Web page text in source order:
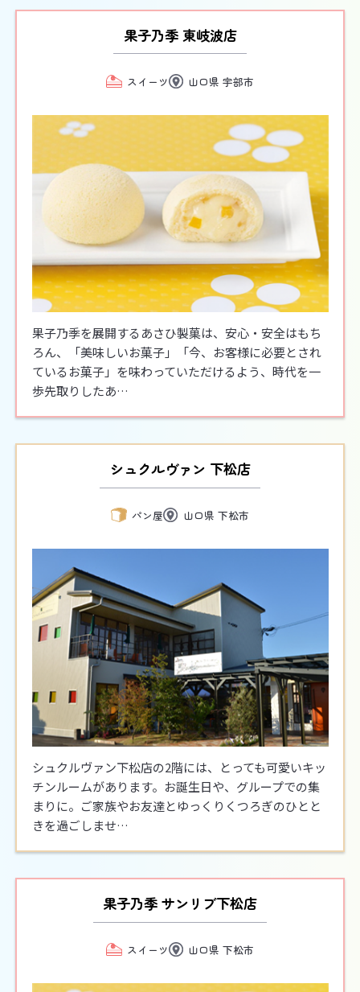
果子乃季 東岐波店
スイーツ 山口県 宇部市
果子乃季を展開するあさひ製菓は、安心・安全はもち
ろん、「美味しいお菓子」「今、お客様に必要とされ
ているお菓子」を味わっていただけるよう、時代を一
歩先取りしたあ…
シュクルヴァン 下松店
パン屋 山口県 下松市
シュクルヴァン下松店の2階には、とっても可愛いキッ
チンルームがあります。お誕生日や、グループでの集
まりに。ご家族やお友達とゆっくりくつろぎのひとと
きを過ごしませ…
果子乃季 サンリブ下松店
スイーツ 山口県 下松市